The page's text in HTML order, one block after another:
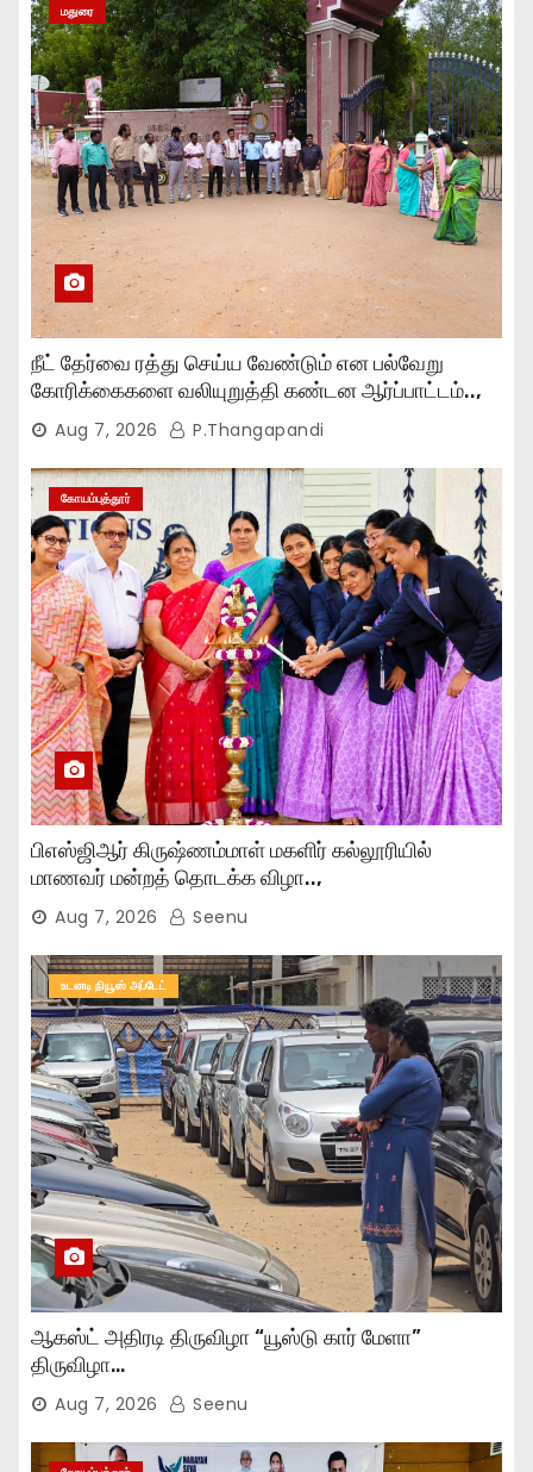
மதுரை
நீட் தேர்வை ரத்து செய்ய வேண்டும் என பல்வேறு
கோரிக்கைகளை வலியுறுத்தி கண்டன ஆர்ப்பாட்டம்..,
Aug 7, 2026 P.Thangapandi
கோயம்புத்தூர்
பிஎஸ்ஜிஆர் கிருஷ்ணம்மாள் மகளிர் கல்லூரியில்
மாணவர் மன்றத் தொடக்க விழா..,
Aug 7, 2026 Seenu
உடனடி நியூஸ் அப்டேட்
ஆகஸ்ட் அதிரடி திருவிழா “யூஸ்டு கார் மேளா”
திருவிழா…
Aug 7, 2026 Seenu